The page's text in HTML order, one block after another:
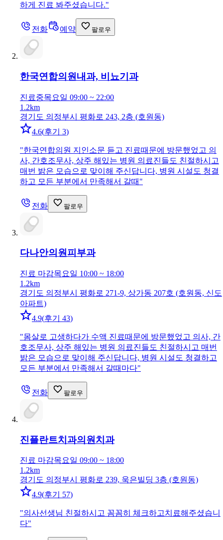
하게 진료 봐주셨습니다."
전화 예약 팔로우
한국연합의원 내과, 비뇨기과
진료중목요일 09:00 ~ 22:00
1.2km
경기도 의정부시 평화로 243, 2층 (호원동)
4.6(후기 3)
"한국연합의원 지인소문 듣고 진료때문에 방문했었고 의
사, 간호조무사, 상주 해있는 병원 의료진들도 친절하시고
매번 밝은 모습으로 맞이해 주신답니다, 병원 시설도 청결
하고 모든 부분에서 만족해서 갈때 "
전화 팔로우
다나안의원피부과
진료 마감목요일 10:00 ~ 18:00
1.2km
경기도 의정부시 평화로 271-9, 상가동 207호 (호원동, 신도
아파트)
4.9(후기 43)
"몸살로 고생하다가 수액 진료때문에 방문했었고 의사, 간
호조무사, 상주 해있는 병원 의료진들도 친절하시고 매번
밝은 모습으로 맞이해 주신답니다, 병원 시설도 청결하고
모든 부분에서 만족해서 갈때마다"
전화 팔로우
진플란트치과의원 치과
진료 마감목요일 09:00 ~ 18:00
1.2km
경기도 의정부시 평화로 239, 욱은빌딩 3층 (호원동)
4.9(후기 57)
"의사선생님 친절하시고 꼼꼼히 체크하고치료해주셨습니
다"